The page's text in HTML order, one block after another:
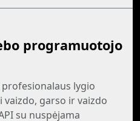
programuotojo
lygio
vaizdo, garso ir vaizdo
su nuspėjama